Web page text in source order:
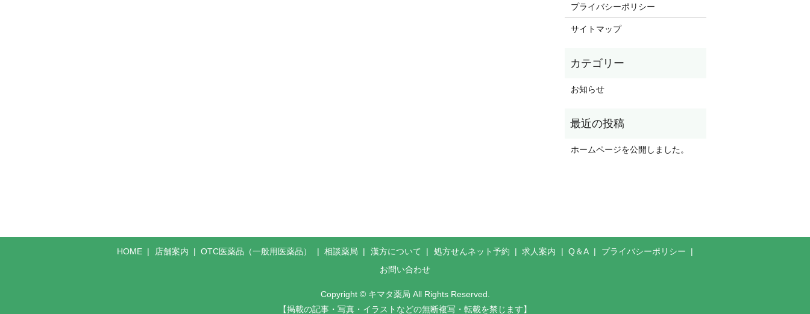
プライバシーポリシー
サイトマップ
お知らせ
ホームページを公開しました。
HOME 店舗案内 OTC医薬品（一般用医薬品） 相談薬局 漢方について 処方せんネット予約 求人案内 Q＆A
プライバシーポリシー
お問い合わせ
Copyright © キマタ薬局 All Rights Reserved.
【掲載の記事・写真・イラストなどの無断複写・転載を禁じます】